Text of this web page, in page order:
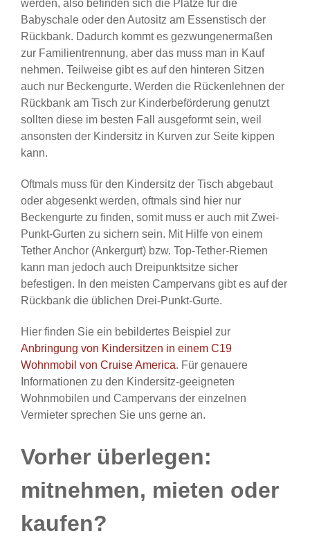
werden, also befinden sich die Plätze für die
Babyschale oder den Autositz am Essenstisch der
Rückbank. Dadurch kommt es gezwungenermaßen
zur Familientrennung, aber das muss man in Kauf
nehmen. Teilweise gibt es auf den hinteren Sitzen
auch nur Beckengurte. Werden die Rückenlehnen der
Rückbank am Tisch zur Kinderbeförderung genutzt
sollten diese im besten Fall ausgeformt sein, weil
ansonsten der Kindersitz in Kurven zur Seite kippen
kann.
Oftmals muss für den Kindersitz der Tisch abgebaut
oder abgesenkt werden, oftmals sind hier nur
Beckengurte zu finden, somit muss er auch mit Zwei-
Punkt-Gurten zu sichern sein. Mit Hilfe von einem
Tether Anchor (Ankergurt) bzw. Top-Tether-Riemen
kann man jedoch auch Dreipunktsitze sicher
befestigen. In den meisten Campervans gibt es auf der
Rückbank die üblichen Drei-Punkt-Gurte.
Hier finden Sie ein bebildertes Beispiel zur
Anbringung von Kindersitzen in einem C19
Wohnmobil von Cruise America. Für genauere
Informationen zu den Kindersitz-geeigneten
Wohnmobilen und Campervans der einzelnen
Vermieter sprechen Sie uns gerne an.
Vorher überlegen:
mitnehmen, mieten oder
kaufen?